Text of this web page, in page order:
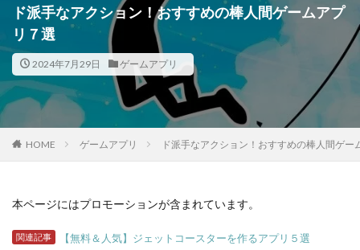
ド派手なアクション！おすすめの棒人間ゲームアプ
リ７選
2024年7月29日 ゲームアプリ
HOME ゲームアプリ ド派手なアクション！おすすめの棒人間ゲー
本ページにはプロモーションが含まれています。
関連記事 【無料＆人気】ジェットコースターを作るアプリ５選